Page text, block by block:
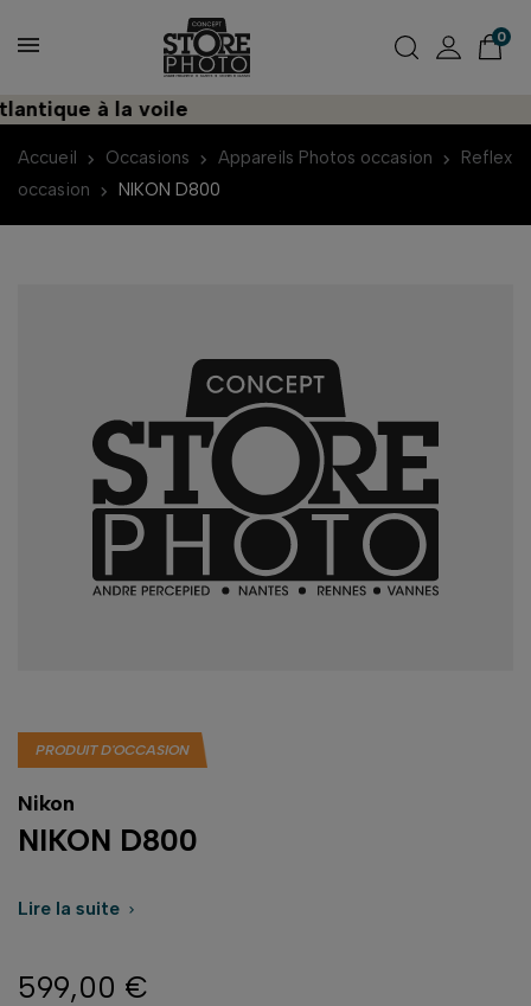
0
à la voile
Accueil Occasions Appareils Photos occasion
Reflex
occasion
NIKON D800
PRODUIT D'OCCASION
Nikon
NIKON D800
Lire la suite 
599,00 €